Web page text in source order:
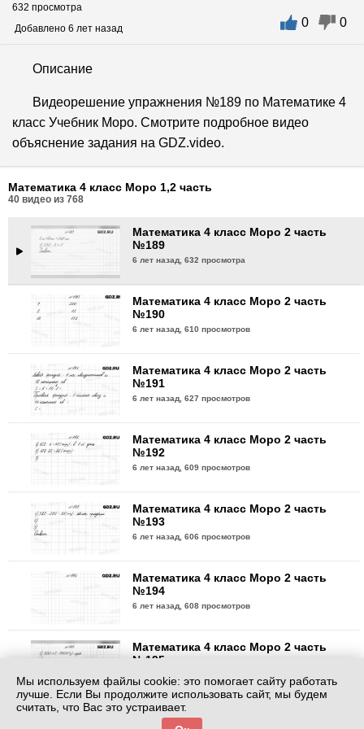
632 просмотра
Добавлено 6 лет назад
0 0
Описание
Видеорешение упражнения №189 по Математике 4
класс Учебник Моро. Смотрите подробное видео
объяснение задания на GDZ.video.
Математика 4 класс Моро 1,2 часть
40 видео из 768
Математика 4 класс Моро 2 часть
№187
6 лет назад,594 просмотра
6 лет назад,647 просмотров
Математика 4 класс Моро 2 часть
№189
6 лет назад,632 просмотра
Математика 4 класс Моро 2 часть
№190
6 лет назад,610 просмотров
Математика 4 класс Моро 2 часть
№191
6 лет назад,627 просмотров
Математика 4 класс Моро 2 часть
№192
6 лет назад,609 просмотров
Математика 4 класс Моро 2 часть
№193
6 лет назад,606 просмотров
Математика 4 класс Моро 2 часть
№194
6 лет назад,608 просмотров
Математика 4 класс Моро 2 часть
№195
Математика 4 класс Моро 2 часть
Мы используем файлы cookie: это помогает сайту работать
лучше. Если Вы продолжите использовать сайт, мы будем
считать, что Вас это устраивает.